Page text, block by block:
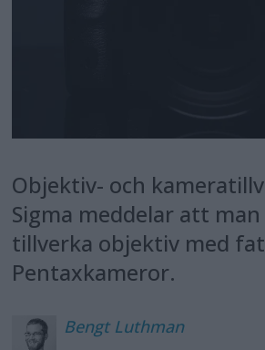
Objektiv- och
Sigma meddelar att
tillverka objektiv med
Pentaxkameror.
Bengt Luthman